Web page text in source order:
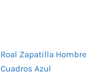
Roal Zapatilla Hombre
Cuadros Azul